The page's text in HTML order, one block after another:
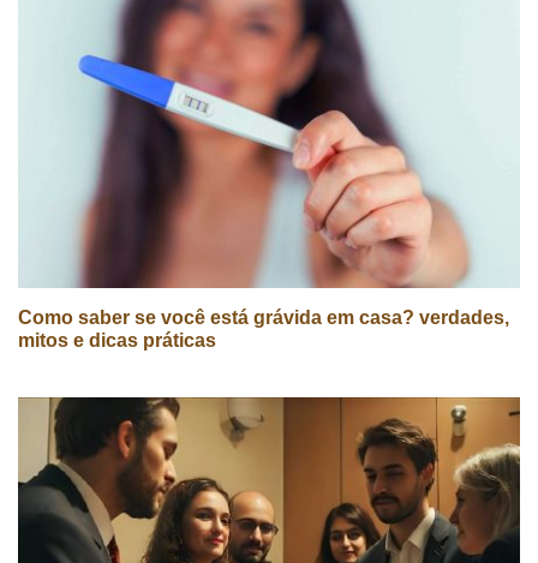
Como saber se você está grávida em casa? verdades,
mitos e dicas práticas